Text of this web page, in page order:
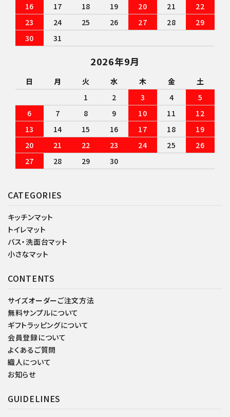
CATEGORIES
キッチンマット
トイレマット
バス・洗面台マット
小さなマット
CONTENTS
サイズオーダーご注文方法
無料サンプルについて
ギフトラッピングについて
会員登録について
よくあるご質問
織人について
お知らせ
GUIDELINES
16
17 18 19 20 21
22
23
24 25 26 27 28
29
30
31
2026年9月
日 月 火 水 木 金
土
1
2 3 4
5
6
7 8 9 10 11
12
13
14 15 16 17 18
19
20
21 22 23 24 25
26
27
28 29 30